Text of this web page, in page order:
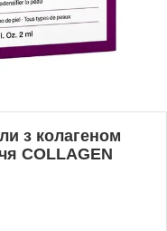
з колагеном
COLLAGEN